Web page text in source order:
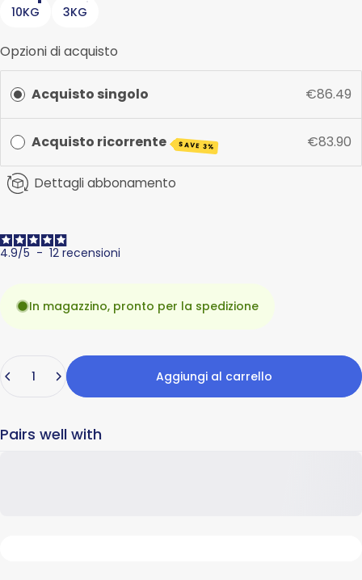
10KG 3KG
Opzioni di acquisto
Acquisto singolo €86.49
Acquisto ricorrente SAVE 3% €83.90
Dettagli abbonamento
4.9/5 - 12 recensioni
In magazzino, pronto per la spedizione
Aggiungi al carrello
Pairs well with